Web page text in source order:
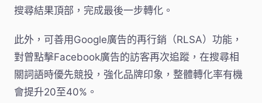
搜尋結果頂部，完成最後一步轉化。
此外，可善用Google廣告的再行銷（RLSA）功能，
對曾點擊Facebook廣告的訪客再次追蹤，在搜尋相
關詞語時優先競投，強化品牌印象，整體轉化率有機
會提升20至40%。